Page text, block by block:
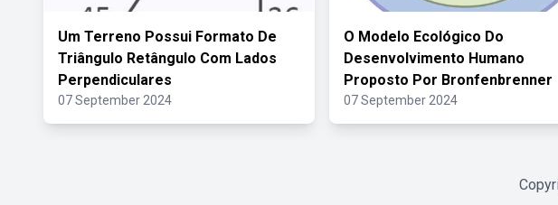
Um Terreno Possui Formato De
Triângulo Retângulo Com Lados
Perpendiculares
07 September 2024
O Modelo Ecológico Do
Desenvolvimento Humano
Proposto Por Bronfenbrenner
07 September 2024